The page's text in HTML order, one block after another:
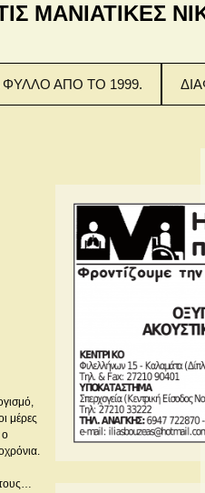
ΜΑΝΙΑΤΙΚΕΣ
ΑΠΟ ΤΟ 1999.
μέρες
ο
τους…